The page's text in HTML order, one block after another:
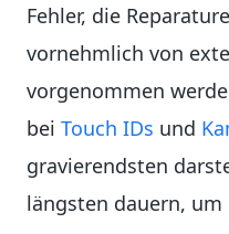
Fehler, die
vornehmlich von
vorgenommen
bei Touch IDs und
gravierendsten
längsten dauern,